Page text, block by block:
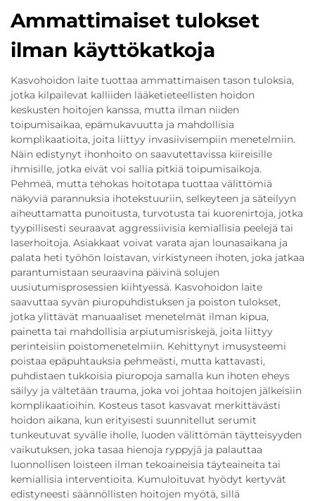
Ammattimaiset tulokset
ilman käyttökatkoja
Kasvohoidon laite tuottaa ammattimaisen tason tuloksia,
jotka kilpailevat kalliiden lääketieteellisten hoidon
keskusten hoitojen kanssa, mutta ilman niiden
toipumisaikaa, epämukavuutta ja mahdollisia
komplikaatioita, joita liittyy invasiivisempiin menetelmiin.
Näin edistynyt ihonhoito on saavutettavissa kiireisille
ihmisille, jotka eivät voi sallia pitkiä toipumisaikoja.
Pehmeä, mutta tehokas hoitotapa tuottaa välittömiä
näkyviä parannuksia ihotekstuuriin, selkeyteen ja säteilyyn
aiheuttamatta punoitusta, turvotusta tai kuorenirtoja, jotka
tyypillisesti seuraavat aggressiivisia kemiallisia peelejä tai
laserhoitoja. Asiakkaat voivat varata ajan lounasaikana ja
palata heti työhön loistavan, virkistyneen ihoten, joka jatkaa
parantumistaan seuraavina päivinä solujen
uusiutumisprosessien kiihtyessä. Kasvohoidon laite
saavuttaa syvän piuropuhdistuksen ja poiston tulokset,
jotka ylittävät manuaaliset menetelmät ilman kipua,
painetta tai mahdollisia arpiutumisriskejä, joita liittyy
perinteisiin poistomenetelmiin. Kehittynyt imusysteemi
poistaa epäpuhtauksia pehmeästi, mutta kattavasti,
puhdistaen tukkoisia piuropoja samalla kun ihoten eheys
säilyy ja vältetään trauma, joka voi johtaa hoitojen jälkeisiin
komplikaatioihin. Kosteus tasot kasvavat merkittävästi
hoidon aikana, kun erityisesti suunnitellut serumit
tunkeutuvat syvälle iholle, luoden välittömän täytteisyyden
vaikutuksen, joka tasaa hienoja ryppyjä ja palauttaa
luonnollisen loisteen ilman tekoaineisia täyteaineita tai
kemiallisia interventioita. Kumuloituvat hyödyt kertyvät
edistyneesti säännöllisten hoitojen myötä, sillä